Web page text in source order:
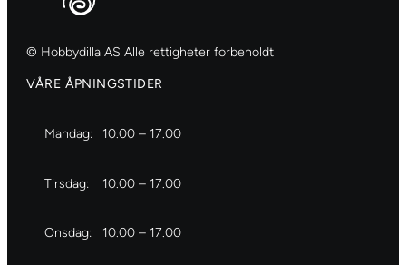
© Hobbydilla AS Alle rettigheter forbeholdt
VÅRE ÅPNINGSTIDER
Mandag: 10.00 – 17.00
Tirsdag: 10.00 – 17.00
Onsdag: 10.00 – 17.00